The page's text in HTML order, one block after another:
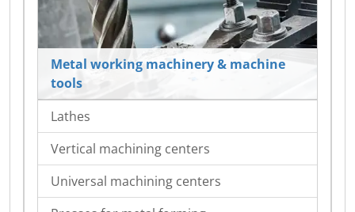
Metal working machinery & machine
tools
Lathes
Vertical machining centers
Universal machining centers